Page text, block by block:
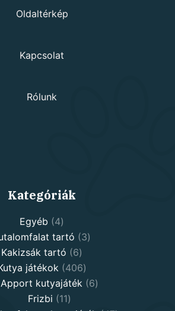
Oldaltérkép
Kapcsolat
Rólunk
Kategóriák
Egyéb 44
products
tartó 33
Kakizsák tartó 66
products
játékok 406406
products
Apport kutyajáték 66
Frizbi 1111